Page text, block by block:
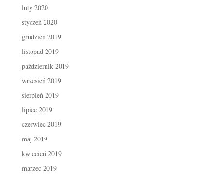
luty 2020
styczeń 2020
grudzień 2019
listopad 2019
październik 2019
wrzesień 2019
sierpień 2019
lipiec 2019
czerwiec 2019
maj 2019
kwiecień 2019
marzec 2019